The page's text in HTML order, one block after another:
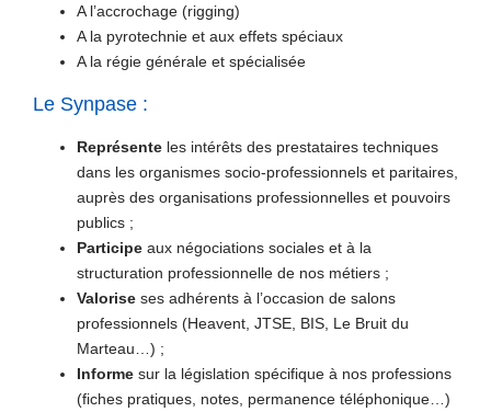
A l’accrochage (rigging)
A la pyrotechnie et aux effets spéciaux
A la régie générale et spécialisée
Le Synpase :
Représente les intérêts des prestataires techniques
dans les organismes socio-professionnels et paritaires,
auprès des organisations professionnelles et pouvoirs
publics ;
Participe aux négociations sociales et à la
structuration professionnelle de nos métiers ;
Valorise ses adhérents à l’occasion de salons
professionnels (Heavent, JTSE, BIS, Le Bruit du
Marteau…) ;
Informe sur la législation spécifique à nos professions
(fiches pratiques, notes, permanence téléphonique…)